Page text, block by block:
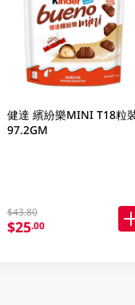
健達 繽紛樂MINI T18粒
97.2GM
$43.80
$25.00